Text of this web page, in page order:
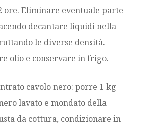
ore. Eliminare eventuale parte
decantare liquidi nella
le diverse densità.
olio e conservare in frigo.
cavolo nero: porre 1 kg
lavato e mondato della
da cottura, condizionare in